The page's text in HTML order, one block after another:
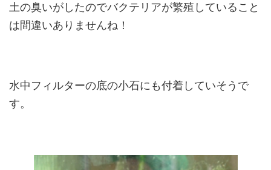
土の臭いがしたのでバクテリアが繁殖していること
は間違いありませんね！
水中フィルターの底の小石にも付着していそうで
す。